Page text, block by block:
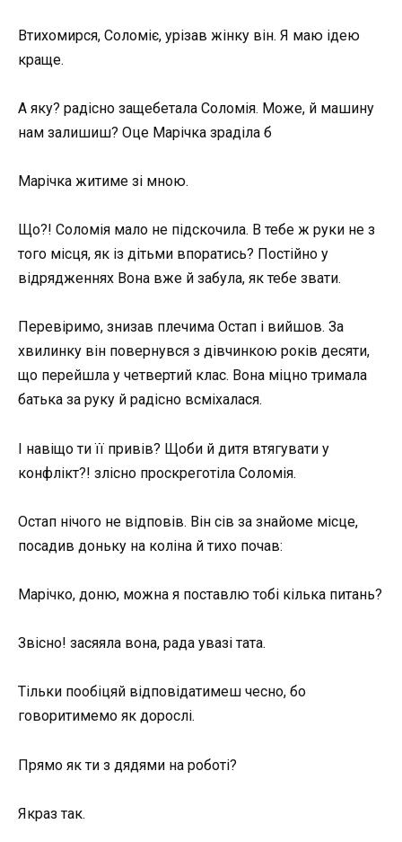
Втихомирся, Соломіє, урізав жінку він. Я маю ідею
краще.
А яку? радісно защебетала Соломія. Може, й машину
нам залишиш? Оце Марічка зраділа б
Марічка житиме зі мною.
Що?! Соломія мало не підскочила. В тебе ж руки не з
того місця, як із дітьми впоратись? Постійно у
відрядженнях Вона вже й забула, як тебе звати.
Перевіримо, знизав плечима Остап і вийшов. За
хвилинку він повернувся з дівчинкою років десяти,
що перейшла у четвертий клас. Вона міцно тримала
батька за руку й радісно всміхалася.
І навіщо ти її привів? Щоби й дитя втягувати у
конфлікт?! злісно проскреготіла Соломія.
Остап нічого не відповів. Він сів за знайоме місце,
посадив доньку на коліна й тихо почав:
Марічко, доню, можна я поставлю тобі кілька питань?
Звісно! засяяла вона, рада увазі тата.
Тільки пообіцяй відповідатимеш чесно, бо
говоритимемо як дорослі.
Прямо як ти з дядями на роботі?
Якраз так.